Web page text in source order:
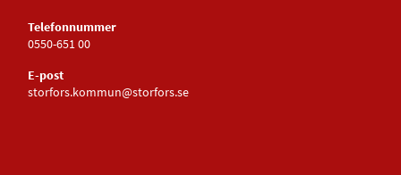
Telefonnummer
0550-651 00
E-post
storfors.kommun@storfors.se